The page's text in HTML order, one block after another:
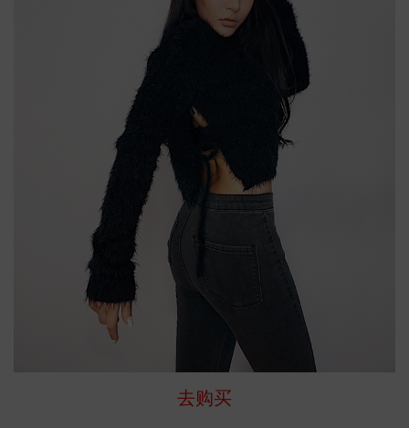
去购买